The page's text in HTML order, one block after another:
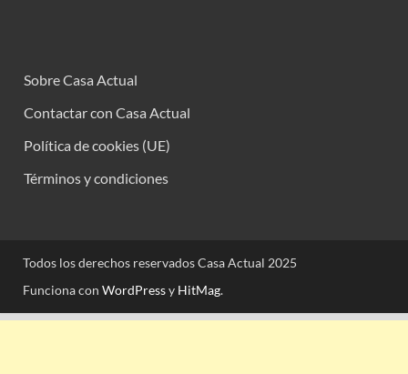
Sobre Casa Actual
Contactar con Casa Actual
Política de cookies (UE)
Términos y condiciones
Todos los derechos reservados Casa Actual 2025
Funciona con WordPressy HitMag.